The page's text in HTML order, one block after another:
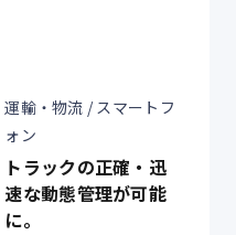
運輸・物流 / スマートフ
ォン
トラックの正確・迅
速な動態管理が可能
に。